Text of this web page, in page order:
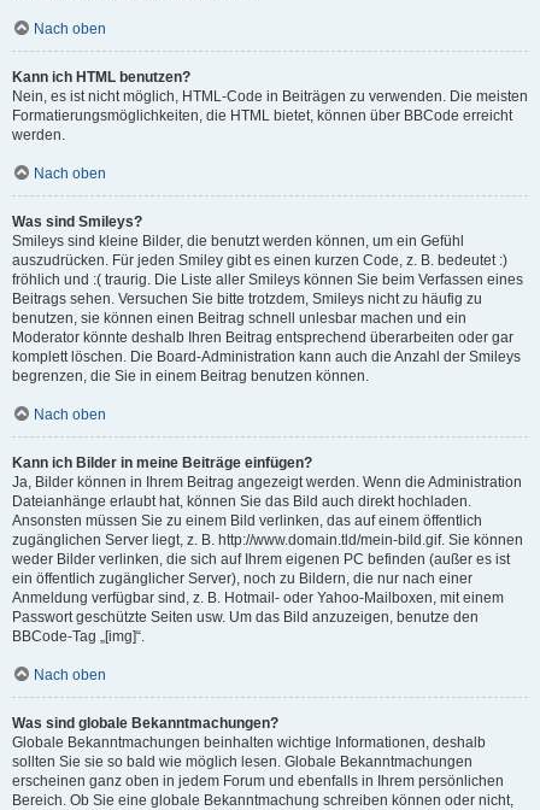
Nach oben
Kann ich HTML benutzen?
Nein, es ist nicht möglich, HTML-Code in Beiträgen zu verwenden. Die meisten
Formatierungsmöglichkeiten, die HTML bietet, können über BBCode erreicht
werden.
Nach oben
Was sind Smileys?
Smileys sind kleine Bilder, die benutzt werden können, um ein Gefühl
auszudrücken. Für jeden Smiley gibt es einen kurzen Code, z. B. bedeutet :)
fröhlich und :( traurig. Die Liste aller Smileys können Sie beim Verfassen eines
Beitrags sehen. Versuchen Sie bitte trotzdem, Smileys nicht zu häufig zu
benutzen, sie können einen Beitrag schnell unlesbar machen und ein
Moderator könnte deshalb Ihren Beitrag entsprechend überarbeiten oder gar
komplett löschen. Die Board-Administration kann auch die Anzahl der Smileys
begrenzen, die Sie in einem Beitrag benutzen können.
Nach oben
Kann ich Bilder in meine Beiträge einfügen?
Ja, Bilder können in Ihrem Beitrag angezeigt werden. Wenn die Administration
Dateianhänge erlaubt hat, können Sie das Bild auch direkt hochladen.
Ansonsten müssen Sie zu einem Bild verlinken, das auf einem öffentlich
zugänglichen Server liegt, z. B. http://www.domain.tld/mein-bild.gif. Sie können
weder Bilder verlinken, die sich auf Ihrem eigenen PC befinden (außer es ist
ein öffentlich zugänglicher Server), noch zu Bildern, die nur nach einer
Anmeldung verfügbar sind, z. B. Hotmail- oder Yahoo-Mailboxen, mit einem
Passwort geschützte Seiten usw. Um das Bild anzuzeigen, benutze den
BBCode-Tag „[img]“.
Nach oben
Was sind globale Bekanntmachungen?
Globale Bekanntmachungen beinhalten wichtige Informationen, deshalb
sollten Sie sie so bald wie möglich lesen. Globale Bekanntmachungen
erscheinen ganz oben in jedem Forum und ebenfalls in Ihrem persönlichen
Bereich. Ob Sie eine globale Bekanntmachung schreiben können oder nicht,